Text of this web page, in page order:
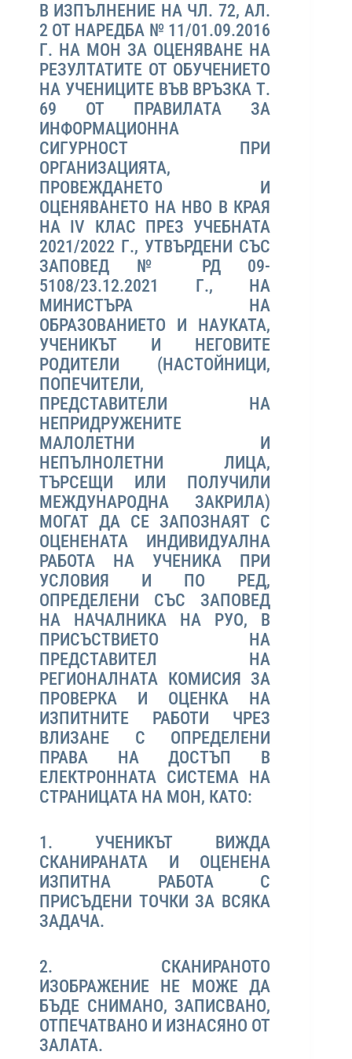
В ИЗПЪЛНЕНИЕ НА ЧЛ. 72, АЛ.
2 ОТ НАРЕДБА № 11/01.09.2016
Г. НА МОН ЗА ОЦЕНЯВАНЕ НА
РЕЗУЛТАТИТЕ ОТ ОБУЧЕНИЕТО
НА УЧЕНИЦИТЕ ВЪВ ВРЪЗКА Т.
69 ОТ ПРАВИЛАТА ЗА
ИНФОРМАЦИОННА
СИГУРНОСТ ПРИ
ОРГАНИЗАЦИЯТА,
ПРОВЕЖДАНЕТО И
ОЦЕНЯВАНЕТО НА НВО В КРАЯ
НА IV КЛАС ПРЕЗ УЧЕБНАТА
2021/2022 Г., УТВЪРДЕНИ СЪС
ЗАПОВЕД № РД 09-
5108/23.12.2021 Г., НА
МИНИСТЪРА НА
ОБРАЗОВАНИЕТО И НАУКАТА,
УЧЕНИКЪТ И НЕГОВИТЕ
РОДИТЕЛИ (НАСТОЙНИЦИ,
ПОПЕЧИТЕЛИ,
ПРЕДСТАВИТЕЛИ НА
НЕПРИДРУЖЕНИТЕ
МАЛОЛЕТНИ И
НЕПЪЛНОЛЕТНИ ЛИЦА,
ТЪРСЕЩИ ИЛИ ПОЛУЧИЛИ
МЕЖДУНАРОДНА ЗАКРИЛА)
МОГАТ ДА СЕ ЗАПОЗНАЯТ С
ОЦЕНЕНАТА ИНДИВИДУАЛНА
РАБОТА НА УЧЕНИКА ПРИ
УСЛОВИЯ И ПО РЕД,
ОПРЕДЕЛЕНИ СЪС ЗАПОВЕД
НА НАЧАЛНИКА НА РУО, В
ПРИСЪСТВИЕТО НА
ПРЕДСТАВИТЕЛ НА
РЕГИОНАЛНАТА КОМИСИЯ ЗА
ПРОВЕРКА И ОЦЕНКА НА
ИЗПИТНИТЕ РАБОТИ ЧРЕЗ
ВЛИЗАНЕ С ОПРЕДЕЛЕНИ
ПРАВА НА ДОСТЪП В
ЕЛЕКТРОННАТА СИСТЕМА НА
СТРАНИЦАТА НА МОН, КАТО:
1. УЧЕНИКЪТ ВИЖДА
СКАНИРАНАТА И ОЦЕНЕНА
ИЗПИТНА РАБОТА С
ПРИСЪДЕНИ ТОЧКИ ЗА ВСЯКА
ЗАДАЧА.
2. СКАНИРАНОТО
ИЗОБРАЖЕНИЕ НЕ МОЖЕ ДА
БЪДЕ СНИМАНО, ЗАПИСВАНО,
ОТПЕЧАТВАНО И ИЗНАСЯНО ОТ
ЗАЛАТА.